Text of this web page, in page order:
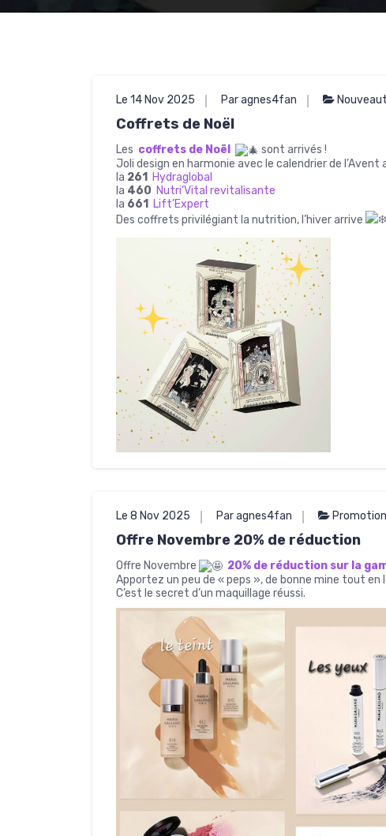
Le 14 Nov 2025 Par agnes4fan
Coffrets de Noël
Les coffrets de Noël
sont arrivés !
Joli design en harmonie avec le calendrier de
la 261
Hydraglobal
la 460 Nutri’Vital revitalisante
la 661
Lift’Expert
Des coffrets privilégiant la nutrition, l’hiver arrive
Le 8 Nov 2025 Par agnes4fan
Offre Novembre 20% de réduction
Offre Novembre 20% de réduction sur la
Apportez un peu de « peps », de bonne mine tout en
C’est le secret d’un maquillage réussi.